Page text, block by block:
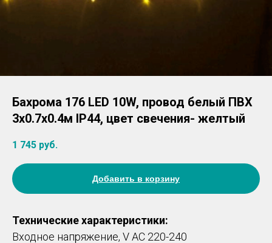
Бахрома 176 LED 10W, провод белый ПВХ
3х0.7х0.4м IP44, цвет свечения- желтый
1 745 руб.
Добавить в корзину
Технические характеристики:
Входное напряжение, V AC 220-240